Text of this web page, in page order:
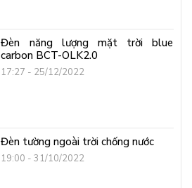
Đèn năng lượng mặt trời blue
carbon BCT-OLK2.0
17:27 - 25/12/2022
Đèn tường ngoài trời chống nước
19:00 - 31/10/2022